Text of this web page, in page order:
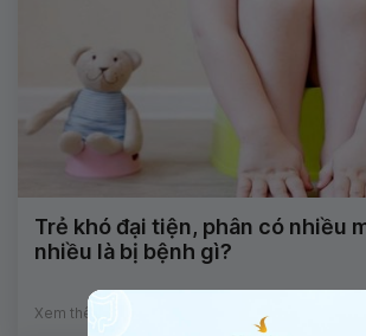
Trẻ khó đại tiện, phân có nhiều
nhiều là bị bệnh gì?
Xem thêm